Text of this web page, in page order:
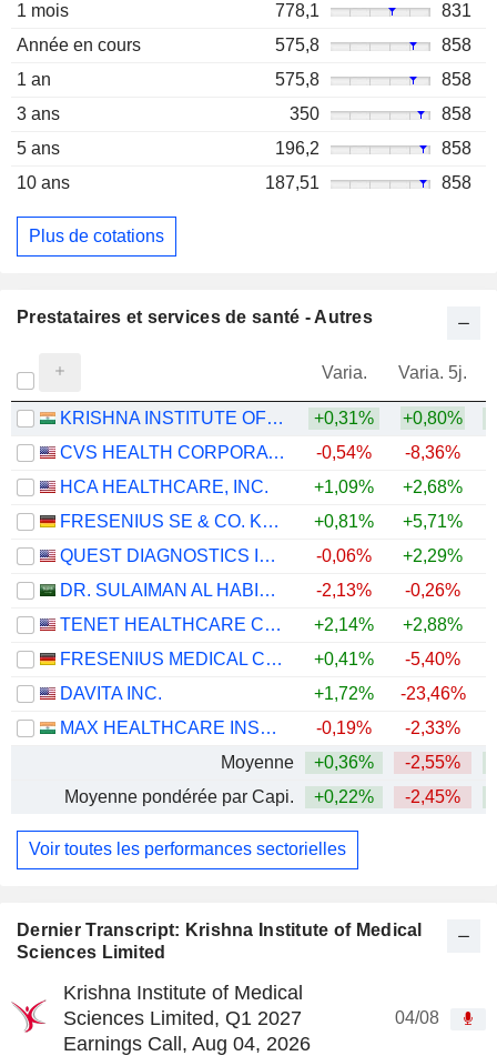
Dernier Transcript: Krishna Institute of Medical
Sciences Limited
Krishna Institute of Medical
Sciences Limited, Q1 2027
Earnings Call, Aug 04, 2026
04/08
1 mois
778,1
831
Année en cours
575,8
858
1 an
575,8
858
3 ans
350
858
5 ans
196,2
858
10 ans
187,51 858
Plus de cotations
Prestataires et services de santé - Autres
Varia. Varia. 5j.
KRISHNA INSTITUTE OF MEDICAL SCIENCES LIMITED +0,31% +0,80%
CVS HEALTH CORPORATION
-0,54% -8,36%
HCA HEALTHCARE, INC.
+1,09% +2,68%
FRESENIUS SE & CO. KGAA
+0,81% +5,71%
QUEST DIAGNOSTICS INCORPORATED
-0,06% +2,29%
DR. SULAIMAN AL HABIB MEDICAL SERVICES GROUP COMPANY
-2,13% -0,26%
TENET HEALTHCARE CORPORATION
+2,14% +2,88%
FRESENIUS MEDICAL CARE AG
+0,41% -5,40%
DAVITA INC.
+1,72% -23,46%
MAX HEALTHCARE INSTITUTE LIMITED
-0,19% -2,33%
Moyenne
+0,36% -2,55%
Moyenne pondérée par Capi.
+0,22% -2,45%
Voir toutes les performances sectorielles